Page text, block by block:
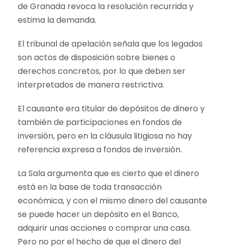
de Granada revoca la resolución recurrida y
estima la demanda.
El tribunal de apelación señala que los legados
son actos de disposición sobre bienes o
derechos concretos, por lo que deben ser
interpretados de manera restrictiva.
El causante era titular de depósitos de dinero y
también de participaciones en fondos de
inversión, pero en la cláusula litigiosa no hay
referencia expresa a fondos de inversión.
La Sala argumenta que es cierto que el dinero
está en la base de toda transacción
económica, y con el mismo dinero del causante
se puede hacer un depósito en el Banco,
adquirir unas acciones o comprar una casa.
Pero no por el hecho de que el dinero del